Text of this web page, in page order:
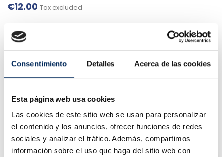
Consentimiento Detalles Acerca de las cookies
Esta página web usa cookies
Las cookies de este sitio web se usan para personalizar
el contenido y los anuncios, ofrecer funciones de redes
sociales y analizar el tráfico. Además, compartimos
información sobre el uso que haga del sitio web con
€12.00 Tax excluded
+ More info
In stock: 0
OUT OF STOCK GET A QUOTE Out-of-Stock